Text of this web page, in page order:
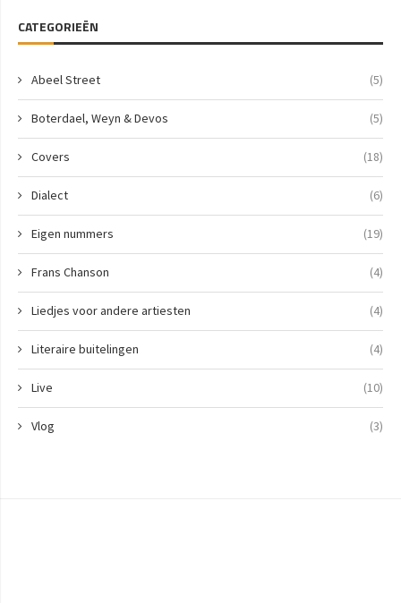
CATEGORIEËN
Abeel Street (5)
Boterdael, Weyn & Devos (5)
Covers (18)
Dialect (6)
Eigen nummers (19)
Frans Chanson (4)
Liedjes voor andere artiesten (4)
Literaire buitelingen (4)
Live (10)
Vlog (3)